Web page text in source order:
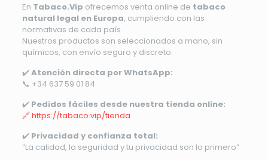
En Tabaco.Vip ofrecemos venta online de tabaco
natural legal en Europa, cumpliendo con las
normativas de cada país.
Nuestros productos son seleccionados a mano, sin
químicos, con envío seguro y discreto.
✔️Atención directa por WhatsApp:
📞 +34 637 59 01 84
✔️ Pedidos fáciles desde nuestra tienda online:
🔗 https://tabaco.vip/tienda
✔️ Privacidad y confianza total:
“La calidad, la seguridad y tu privacidad son lo primero”